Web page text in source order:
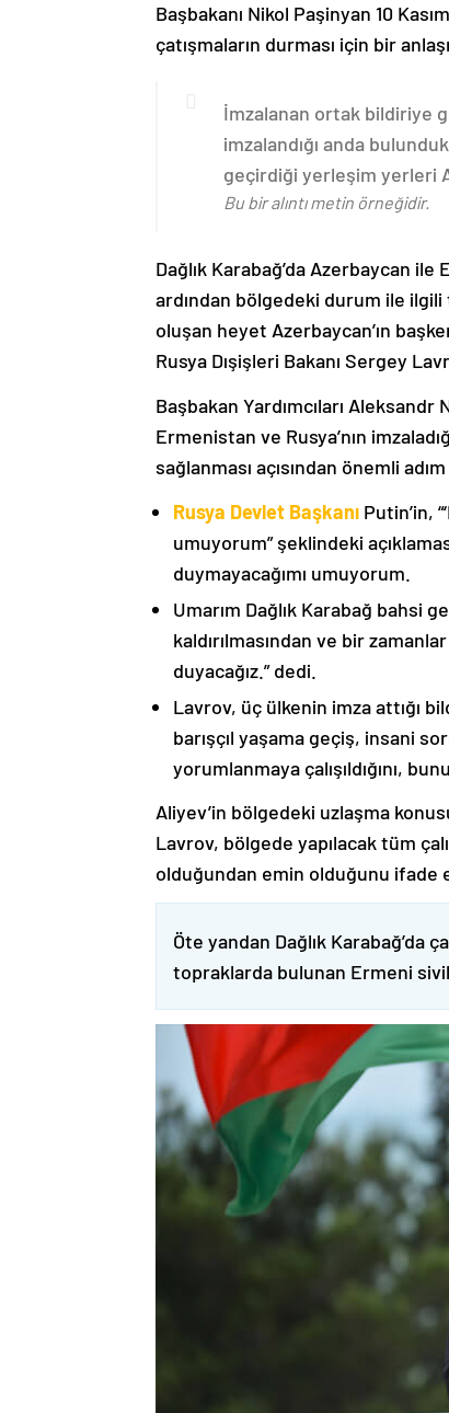
Başbakanı Nikol Paşinyan 10
çatışmaların durması için bir
İmzalanan ortak bildiriye
imzalandığı anda
geçirdiği yerleşim yerleri
Bu bir alıntı metin örneğidir.
Dağlık Karabağ’da Azerbaycan ile
ardından bölgedeki durum ile
oluşan heyet Azerbaycan’ın
Rusya Dışişleri Bakanı Sergey
Başbakan Yardımcıları
Ermenistan ve Rusya’nın
sağlanması açısından önemli
Rusya Devlet Başkanı Putin’in,
umuyorum” şeklindeki
duymayacağımı umuyorum.
Umarım Dağlık Karabağ bahsi
kaldırılmasından ve bir
duyacağız.” dedi.
Lavrov, üç ülkenin imza attığı
barışçıl yaşama geçiş, insani
yorumlanmaya çalışıldığını,
Aliyev’in bölgedeki uzlaşma
Lavrov, bölgede yapılacak tüm
olduğundan emin olduğunu ifade
Öte yandan Dağlık Karabağ’da
topraklarda bulunan Ermeni